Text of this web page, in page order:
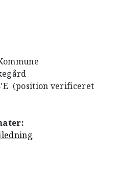
(position verificeret